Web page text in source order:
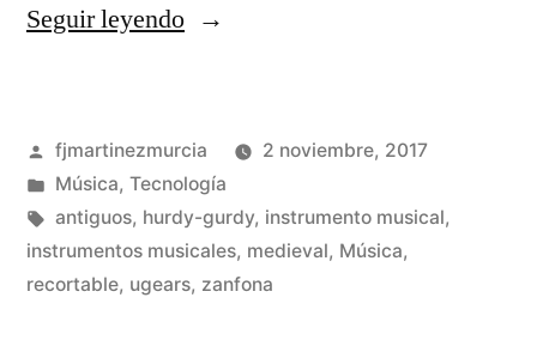
Seguir leyendo«Construyendo
(parte
I)»
Publicado
por
fjmartinezmurcia
2 noviembre, 2017
Publicado
en
Música, Tecnología
Etiquetas:
antiguos, hurdy-gurdy, instrumento musical,
instrumentos musicales, medieval, Música,
recortable, ugears, zanfona